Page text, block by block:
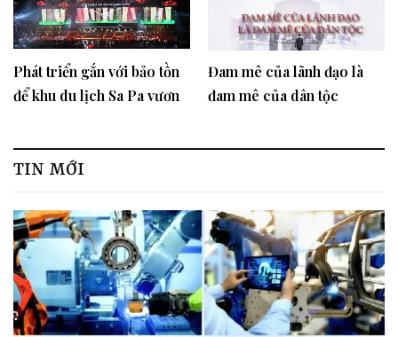
Phát triển gắn với bảo tồn
để khu du lịch Sa Pa vươn
Đam mê của lãnh đạo là
đam mê của dân tộc
TIN MỚI